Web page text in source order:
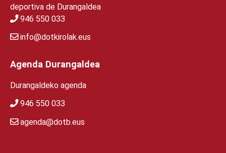
deportiva de Durangaldea
946 550 033
info@dotkirolak.eus
Agenda Durangaldea
Durangaldeko agenda
946 550 033
agenda@dotb.eus